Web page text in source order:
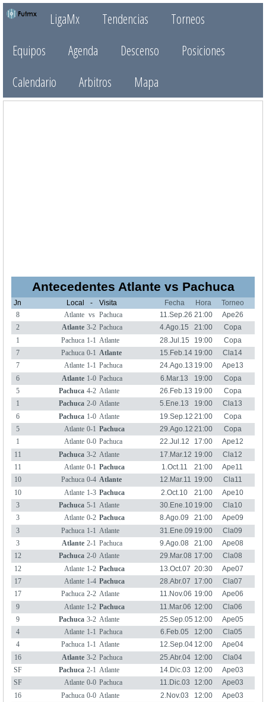
LigaMx Tendencias
Torneos
Equipos
Agenda Descenso
Posiciones
Calendario
Arbitros Mapa
Antecedentes Atlante vs Pachuca
Jn Local - Visita Fecha Hora
Torneo
8
Atlante vs Pachuca 11.Sep.26 21:00
Ape26
2
Atlante 3-2 Pachuca 4.Ago.15 21:00
Copa
Ape15
1 Pachuca 1-1 Atlante 28.Jul.15 19:00
Copa
Ape15
7 Pachuca 0-1 Atlante 15.Feb.14 19:00
Cla14
7
Atlante 1-1 Pachuca 24.Ago.13 19:00
Ape13
6
Atlante 1-0 Pachuca 6.Mar.13 19:00
Copa
Cla13
5 Pachuca 4-2 Atlante 26.Feb.13 19:00
Copa
Cla13
1 Pachuca 2-0 Atlante 5.Ene.13 19:00
Cla13
6
Pachuca 1-0 Atlante 19.Sep.12 21:00
Copa
Ape12
5 Atlante 0-1 Pachuca 29.Ago.12 21:00
Copa
Ape12
1 Atlante 0-0 Pachuca 22.Jul.12 17:00
Ape12
11
Pachuca 3-2 Atlante 17.Mar.12 19:00
Cla12
11
Atlante 0-1 Pachuca 1.Oct.11 21:00
Ape11
10
Pachuca 0-4 Atlante 12.Mar.11 19:00
Cla11
10
Atlante 1-3 Pachuca 2.Oct.10 21:00
Ape10
3
Pachuca 5-1 Atlante 30.Ene.10 19:00
Cla10
3
Atlante 0-2 Pachuca 8.Ago.09 21:00
Ape09
3
Pachuca 1-1 Atlante 31.Ene.09 19:00
Cla09
3
Atlante 2-1 Pachuca 9.Ago.08 21:00
Ape08
12
Pachuca 2-0 Atlante 29.Mar.08 17:00
Cla08
12
Atlante 1-2 Pachuca 13.Oct.07 20:30
Ape07
17
Atlante 1-4 Pachuca 28.Abr.07 17:00
Cla07
17
Pachuca 2-2 Atlante 11.Nov.06 19:00
Ape06
9
Atlante 1-2 Pachuca 11.Mar.06 12:00
Cla06
9
Pachuca 3-2 Atlante 25.Sep.05 12:00
Ape05
4
Atlante 1-1 Pachuca 6.Feb.05 12:00
Cla05
4
Pachuca 1-1 Atlante 12.Sep.04 12:00
Ape04
16
Atlante 3-2 Pachuca 25.Abr.04 12:00
Cla04
SF
Pachuca 2-1 Atlante 14.Dic.03 12:00
Ape03
SF
Atlante 0-0 Pachuca 11.Dic.03 12:00
Ape03
16
Pachuca 0-0 Atlante 2.Nov.03 12:00
Ape03